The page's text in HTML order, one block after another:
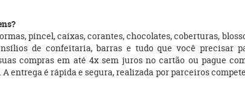
pincel, caixas, corantes, chocolates, coberturas,
de confeitaria, barras e tudo que você precisar
compras em até 4x sem juros no cartão ou pague
entrega é rápida e segura, realizada por parceiros